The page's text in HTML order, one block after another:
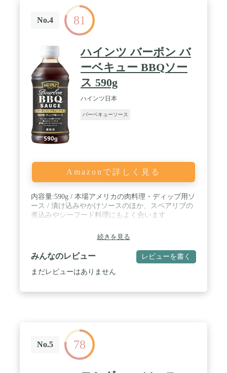
No.4 81
ハインツ バーボン バ
ーベキュー BBQソー
ス 590g
ハインツ日本
バーベキューソース
Amazonで詳しく見る
内容量:590g / 本場アメリカの肉料理・ディップ用ソ
ース / 漬け込みやかけソースのほか、スペアリブの
煮込みやシーフード料理にもよく合います
続きを見る
みんなのレビュー レビューを書く
まだレビューはありません
No.5 78